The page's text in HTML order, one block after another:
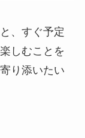
、すぐ予定
しむことを
り添いたい